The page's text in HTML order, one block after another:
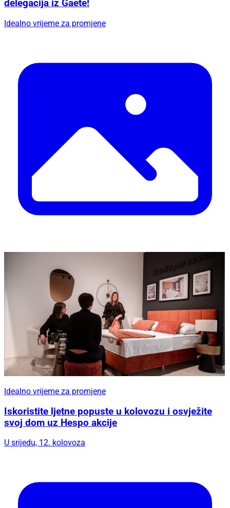
delegacija iz Gaete!
Idealno vrijeme za promjene
Idealno vrijeme za promjene
Iskoristite ljetne popuste u kolovozu i osvježite
svoj dom uz Hespo akcije
U srijedu, 12. kolovoza